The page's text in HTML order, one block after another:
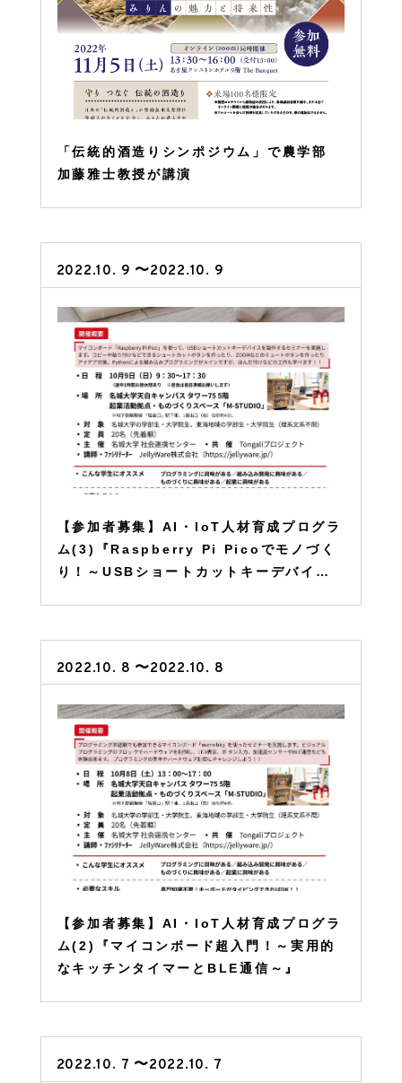
「伝統的酒造りシンポジウム」で農学部
加藤雅士教授が講演
2022.10. 9 〜2022.10. 9
【参加者募集】AI・IoT人材育成プログラ
ム(3)『Raspberry Pi Picoでモノづく
り！～USBショートカットキーデバイス
2022.10. 8 〜2022.10. 8
【参加者募集】AI・IoT人材育成プログラ
ム(2)『マイコンボード超入門！～実用的
なキッチンタイマーとBLE通信～』
2022.10. 7 〜2022.10. 7